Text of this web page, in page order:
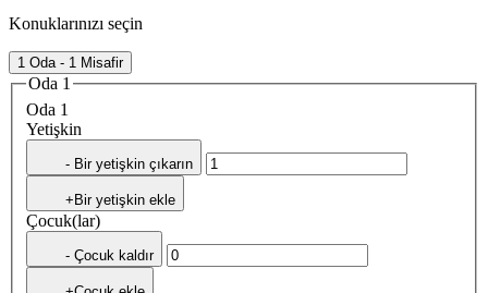
Konuklarınızı seçin
1 Oda - 1 Misafir
Oda 1
Oda 1
Yetişkin
- Bir yetişkin çıkarın
+Bir yetişkin ekle
Çocuk(lar)
- Çocuk kaldır